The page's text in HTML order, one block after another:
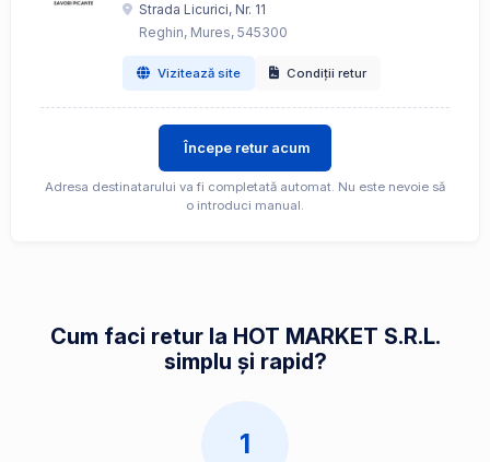
Strada Licurici, Nr. 11
Reghin, Mures, 545300
Vizitează site Condiții retur
Începe retur acum
Adresa destinatarului va fi completată automat. Nu este nevoie să
o introduci manual.
Cum faci retur la HOT MARKET S.R.L.
simplu și rapid?
1